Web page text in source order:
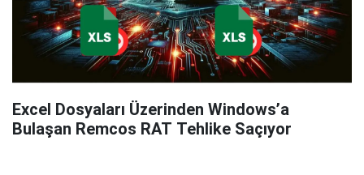
Excel Dosyaları Üzerinden Windows’a
Bulaşan Remcos RAT Tehlike Saçıyor